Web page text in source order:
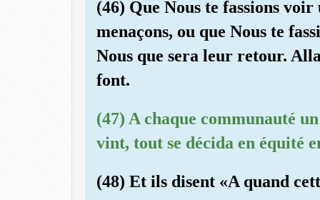
(46) Que Nous te fassions
menaçons, ou que Nous te
Nous que sera leur retour.
font.
(47) A chaque communauté
vint, tout se décida en équité
(48) Et ils disent «A quand